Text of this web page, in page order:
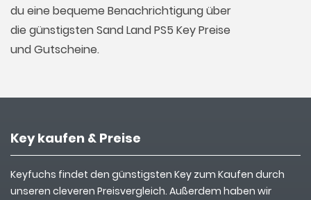
du eine bequeme Benachrichtigung über
die günstigsten Sand Land PS5 Key Preise
und Gutscheine.
Key kaufen & Preise
Keyfuchs findet den günstigsten Key zum Kaufen durch
unseren cleveren Preisvergleich. Außerdem haben wir